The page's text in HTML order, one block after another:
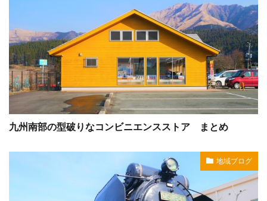
九州南部の型破りなコンビニエンスストア まとめ
地域ブログ